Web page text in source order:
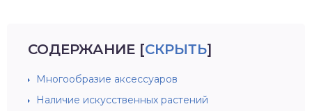
СОДЕРЖАНИЕ [СКРЫТЬ]
Многообразие аксессуаров
Наличие искусственных растений